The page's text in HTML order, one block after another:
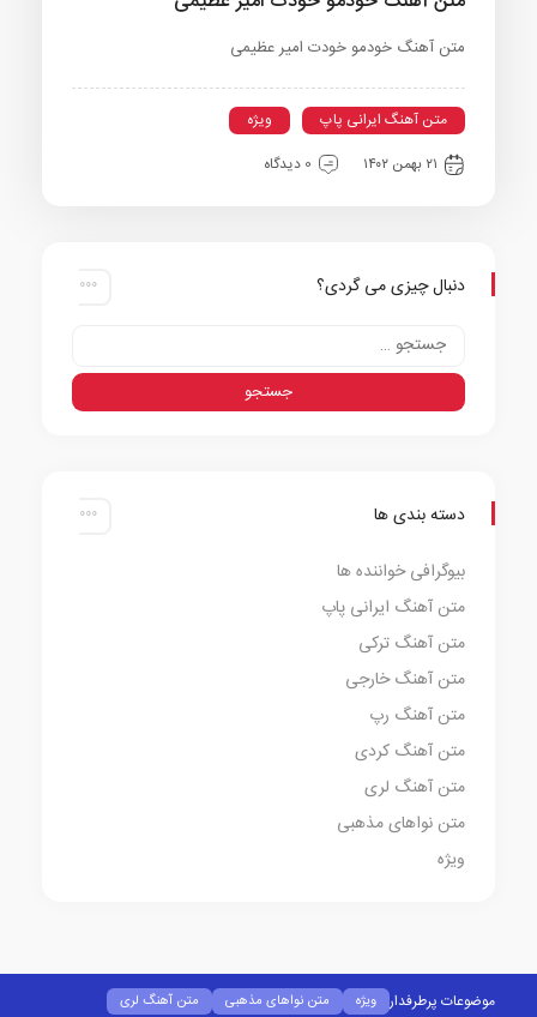
متن آهنگ خودمو خودت امیر عظیمی
متن آهنگ ایرانی پاپ
ویژه
۲۱ بهمن ۱۴۰۲
0 دیدگاه
دنبال چیزی می گردی؟
دسته بندی ها
بیوگرافی خواننده ها
متن آهنگ ایرانی پاپ
متن آهنگ ترکی
متن آهنگ خارجی
متن آهنگ رپ
متن آهنگ کردی
متن آهنگ لری
متن نواهای مذهبی
ویژه
موضوعات پرطرفدار ویژه متن نواهای مذهبی متن آهنگ لری